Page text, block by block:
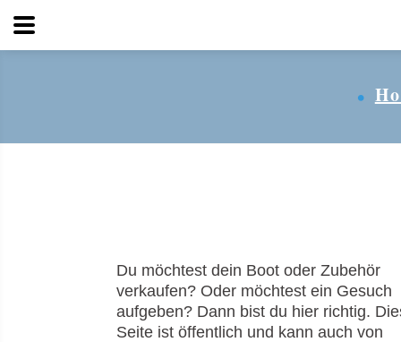
Du möchtest dein Boot oder Zubehör
verkaufen? Oder möchtest ein Gesuch
aufgeben? Dann bist du hier richtig.
Seite ist öffentlich und kann auch von